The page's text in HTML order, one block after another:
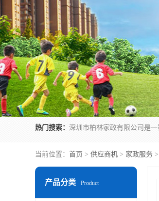
热门搜索：
当前位置： 首页 > 供应商机 > 家政服务
产品分类 Product